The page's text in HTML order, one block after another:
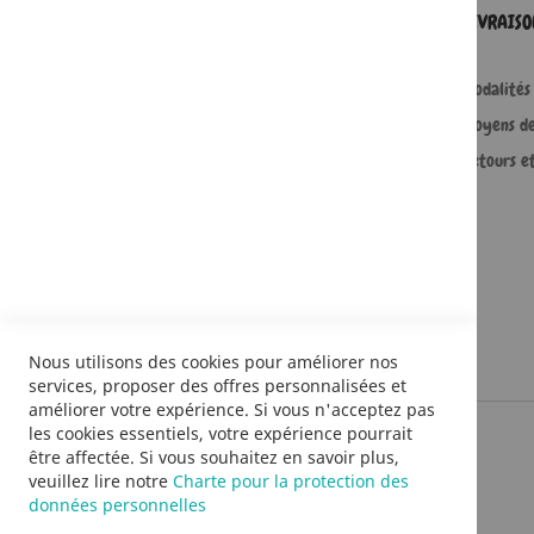
Moyens
Retours
Nous utilisons des cookies pour améliorer nos
services, proposer des offres personnalisées et
améliorer votre expérience. Si vous n'acceptez pas
les cookies essentiels, votre expérience pourrait
être affectée. Si vous souhaitez en savoir plus,
veuillez lire notre Charte pour la protection des
données personnelles